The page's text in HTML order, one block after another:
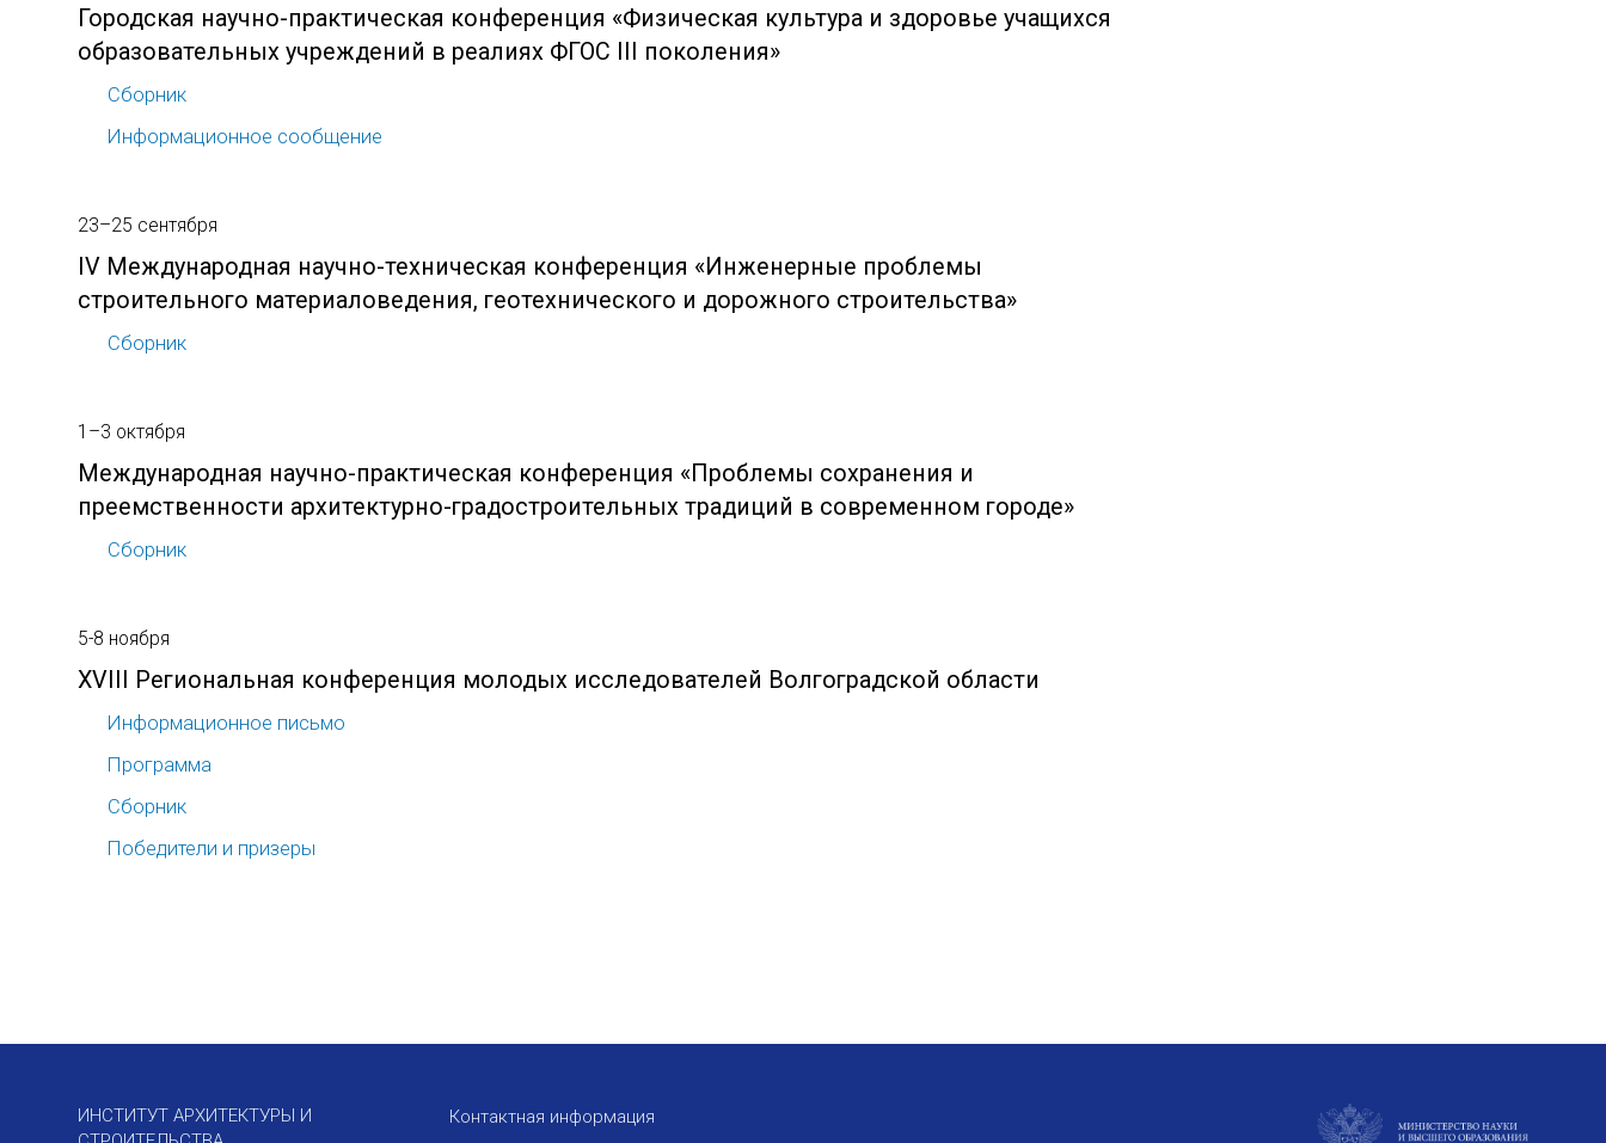
Городская научно-практическая конференция «Физическая культура и здоровье учащихся
образовательных учреждений в реалиях ФГОС III поколения»
Сборник
Информационное сообщение
23–25 сентября
IV Международная научно-техническая конференция «Инженерные проблемы
строительного материаловедения, геотехнического и дорожного строительства»
Сборник
1–3 октября
Международная научно-практическая конференция «Проблемы сохранения и
преемственности архитектурно-градостроительных традиций в современном городе»
Сборник
5-8 ноября
XVIII Региональная конференция молодых исследователей Волгоградской области
Информационное письмо
Программа
Сборник
Победители и призеры
ИНСТИТУТ АРХИТЕКТУРЫ И
Контактная информация